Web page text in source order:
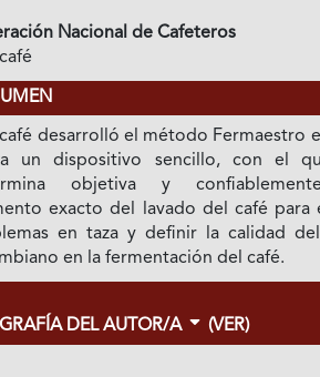
Nacional de Cafeteros
desarrolló el método Fermaestro
un dispositivo sencillo, con el
objetiva y
exacto del lavado del café para
en taza y definir la calidad
en la fermentación del café.
DEL AUTOR/A (VER)